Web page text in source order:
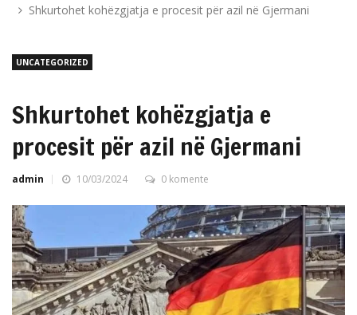
Shkurtohet kohëzgjatja e procesit për azil në Gjermani
UNCATEGORIZED
Shkurtohet kohëzgjatja e
procesit për azil në Gjermani
admin 10/03/2024 0 komente